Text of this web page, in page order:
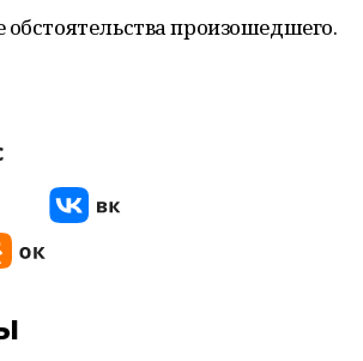
обстоятельства произошедшего.